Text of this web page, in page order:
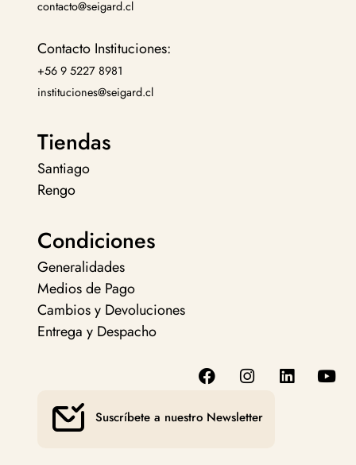
contacto@seigard.cl
Contacto Instituciones:
+56 9 5227 8981
instituciones@seigard.cl
Tiendas
Santiago
Rengo
Condiciones
Generalidades
Medios de Pago
Cambios y Devoluciones
Entrega y Despacho
Suscríbete a nuestro Newsletter